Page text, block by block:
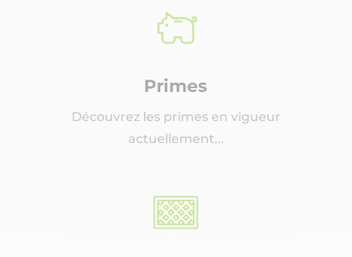
Primes
Découvrez les primes en vigueur
actuellement...